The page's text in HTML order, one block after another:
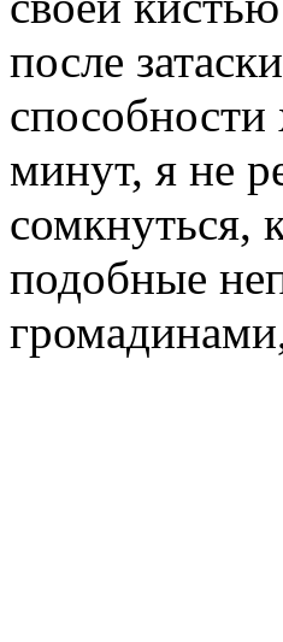
после
минут, я не
сомкнуться,
подобные